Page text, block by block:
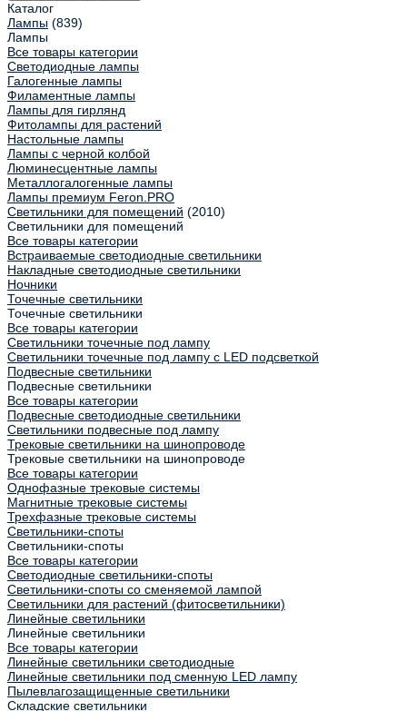
Каталог
Лампы (839)
Лампы
Все товары категории
Светодиодные лампы
Галогенные лампы
Филаментные лампы
Лампы для гирлянд
Фитолампы для растений
Настольные лампы
Лампы с черной колбой
Люминесцентные лампы
Металлогалогенные лампы
Лампы премиум Feron.PRO
Светильники для помещений (2010)
Светильники для помещений
Все товары категории
Встраиваемые светодиодные светильники
Накладные светодиодные светильники
Ночники
Точечные светильники
Точечные светильники
Все товары категории
Светильники точечные под лампу
Светильники точечные под лампу с LED подсветкой
Подвесные светильники
Подвесные светильники
Все товары категории
Подвесные светодиодные светильники
Светильники подвесные под лампу
Трековые светильники на шинопроводе
Трековые светильники на шинопроводе
Все товары категории
Однофазные трековые системы
Магнитные трековые системы
Трехфазные трековые системы
Светильники-споты
Светильники-споты
Все товары категории
Светодиодные светильники-споты
Светильники-споты со сменяемой лампой
Светильники для растений (фитосветильники)
Линейные светильники
Линейные светильники
Все товары категории
Линейные светильники светодиодные
Линейные светильники под сменную LED лампу
Пылевлагозащищенные светильники
Складские светильники